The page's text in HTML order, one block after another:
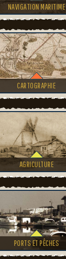
NAVIGATION MARITIME
CARTOGRAPHIE
AGRICULTURE
PORTS ET PÊCHES